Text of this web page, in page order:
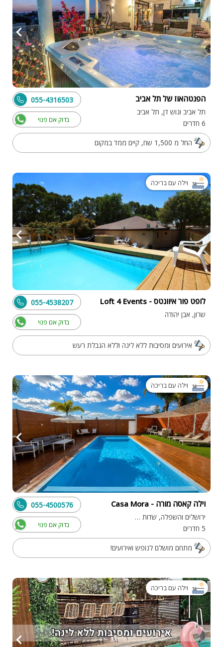
הפנטהאוז של תל אביב
תל אביב וגוש דן, תל אביב
6 חדרים
בדוק אם פנוי
055-4316503
החל מ 1,500 שח, קיים ממד במקום
וילה עם בריכה
לופט פור איוונטס - Loft 4 Events
שרון, אבן יהודה
בדוק אם פנוי
055-4538207
אירועים ומסיבות ללא לינה וללא הגבלת רעש
וילה עם בריכה
וילה קאסה מורה - Casa Mora
ירושלים והשפלה, שדות מיכה
5 חדרים
בדוק אם פנוי
055-4500576
מתחם מושלם לנופש ואירועים!
וילה עם בריכה